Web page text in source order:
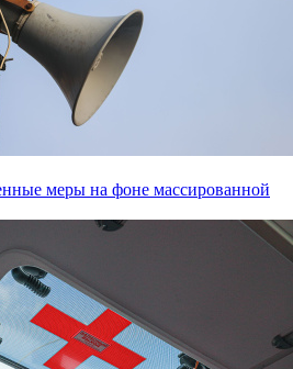
меры на фоне массированной